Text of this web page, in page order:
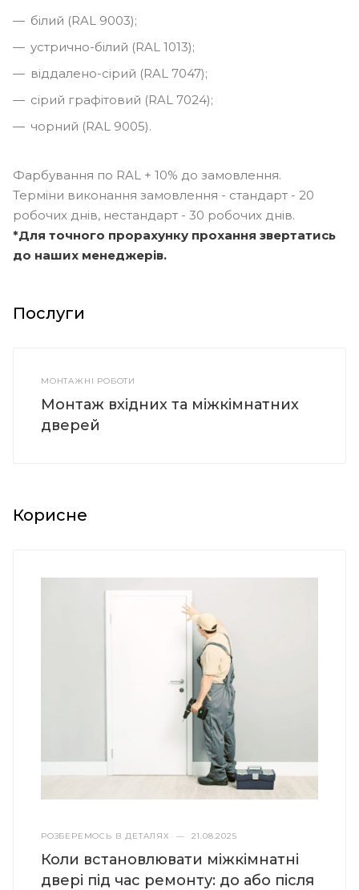
білий (RAL 9003);
устрично-білий (RAL 1013);
віддалено-сірий (RAL 7047);
сірий графітовий (RAL 7024);
чорний (RAL 9005).
Фарбування по RAL + 10% до замовлення.
Терміни виконання замовлення - стандарт - 20
робочих днів, нестандарт - 30 робочих днів.
*Для точного прорахунку прохання звертатись
до наших менеджерів.
Послуги
МОНТАЖНІ РОБОТИ
Монтаж вхідних та міжкімнатних
дверей
Корисне
РОЗБЕРЕМОСЬ В ДЕТАЛЯХ — 21.08.2025
Коли встановлювати міжкімнатні
двері під час ремонту: до або після